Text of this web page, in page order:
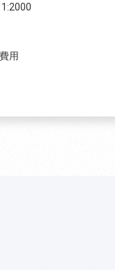
用